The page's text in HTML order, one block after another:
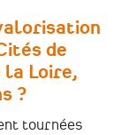
de
la Loire,
?
tournées